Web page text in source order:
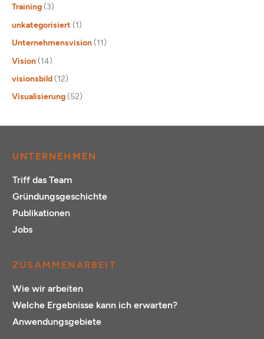
Training (3)
unkategorisiert (1)
Unternehmensvision (11)
Vision (14)
visionsbild (12)
Visualisierung (52)
UNTERNEHMEN
Triff das Team
Gründungsgeschichte
Publikationen
Jobs
ZUSAMMENARBEIT
Wie wir arbeiten
Welche Ergebnisse kann ich erwarten?
Anwendungsgebiete